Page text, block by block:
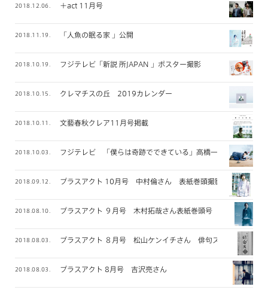
2018.12.06. ＋act 11月号
2018.11.19. 「人魚の眠る家 」公開
2018.10.19. フジテレビ「新説 所JAPAN 」ポスター撮影
2018.10.15. クレマチスの丘 2019カレンダー
2018.10.11. 文藝春秋クレア11月号掲載
2018.10.03. フジテレビ 「僕らは奇跡でできている」高橋一生さん メイ
2018.09.12. プラスアクト 10月号 中村倫さん 表紙巻頭撮影
2018.08.10. プラスアクト ９月号 木村拓哉さん表紙巻頭号
2018.08.03. プラスアクト ８月号 松山ケンイチさん 俳句ス 連載
2018.08.03. プラスアクト 8月号 吉沢亮さん